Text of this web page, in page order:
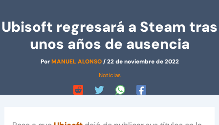
Ubisoft regresará a Steam tras
unos años de ausencia
PorMANUEL ALONSO/22 de noviembre de 2022
Noticias